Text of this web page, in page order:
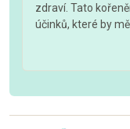
zdraví. Tato
účinků, které by